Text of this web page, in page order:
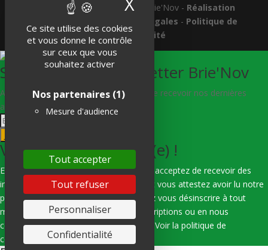
Ce site utilise des cookies
et vous donne le contrôle
sur ceux que vous
souhaitez activer
Nos partenaires (1)
Mesure d'audience
Tout accepter
Tout refuser
Personnaliser
Confidentialité
Tous droits réservés © 2018 Brie'Nov - Réalisation
Mentions légales - Politique de
confidentialité
S'abonner à la Newsletter Brie'Nov
Abonnez-vous à notre newsletter afin de recevoir nos dernières
actualités.
Vous êtes bien inscrit(e) !
En indiquant votre adresse e-mail, vous acceptez de recevoir des
informations de notre part via e-mail, et vous attestez avoir lu notre
politique de confidentialité. Vous pouvez vous désinscrire à tout
moment en utilisant les liens de désinscriptions ou en nous
contactant par e-mail : hello@subotai.fr Voir la politique de
confidentialité